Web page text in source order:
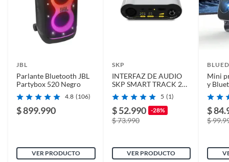
Color Negro
Sensibilidad
Garantía 6 meses
JBL
Parlante Bluetooth JBL
Partybox 520 Negro
4.8 (106)
$ 899.990
VER PRODUCTO
SKP
INTERFAZ DE AUDIO
SKP SMART TRACK 2
SKP
5 (1)
$ 52.990 -28%
$ 73.990
VER PRODUCTO
Mini
y
hogar
$
$